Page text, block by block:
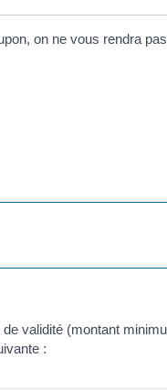
on ne vous rendra pas
validité (montant
: